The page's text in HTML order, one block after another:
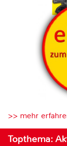
>> mehr
Topthema: